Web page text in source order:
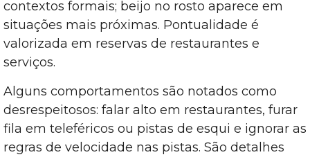
contextos formais; beijo no rosto aparece em
situações mais próximas. Pontualidade é
valorizada em reservas de restaurantes e
serviços.
Alguns comportamentos são notados como
desrespeitosos: falar alto em restaurantes, furar
fila em teleféricos ou pistas de esqui e ignorar as
regras de velocidade nas pistas. São detalhes